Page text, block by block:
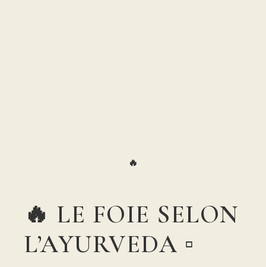
🔥
🔥 LE FOIE SELON
L’AYURVEDA ▫️